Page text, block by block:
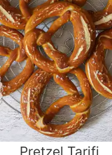
Pretzel Tarifi